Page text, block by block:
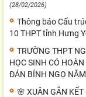
(28/02/2026)
Thông báo Cấu
10 THPT tỉnh Hưng
TRƯỜNG THPT
HỌC SINH CÓ
ĐÁN BÍNH NGỌ
🌸 XUÂN GẮN